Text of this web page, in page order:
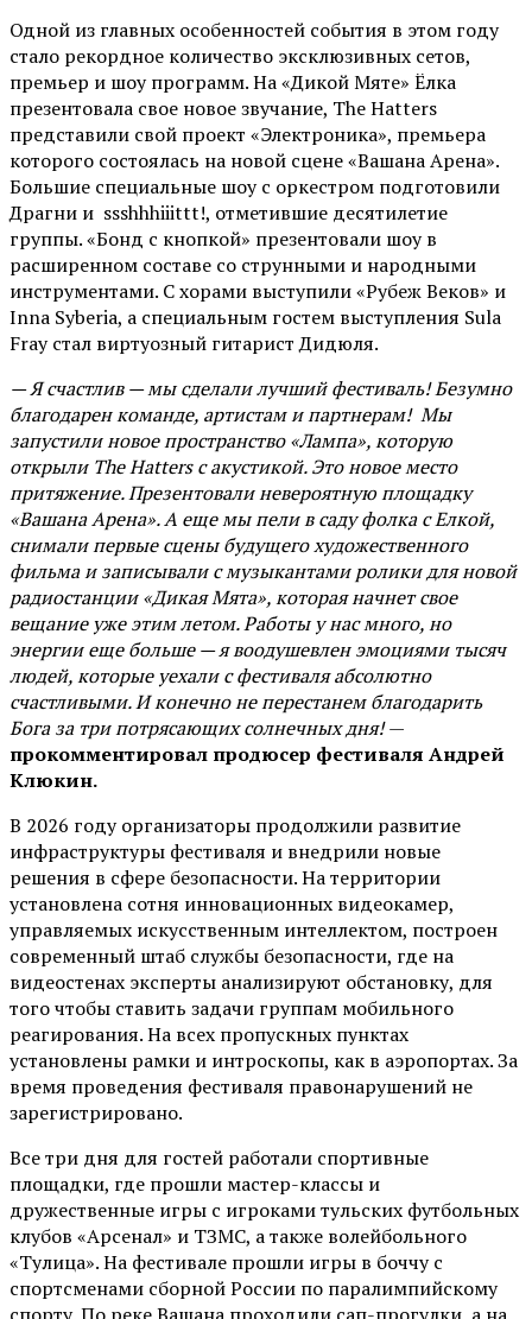
Одной из главных особенностей события в этом году
стало рекордное количество эксклюзивных сетов,
премьер и шоу программ. На «Дикой Мяте» Ёлка
презентовала свое новое звучание, The Hatters
представили свой проект «Электроника», премьера
которого состоялась на новой сцене «Вашана Арена».
Большие специальные шоу с оркестром подготовили
Драгни и ssshhhiiittt!, отметившие десятилетие
группы. «Бонд с кнопкой» презентовали шоу в
расширенном составе со струнными и народными
инструментами. С хорами выступили «Рубеж Веков» и
Inna Syberia, а специальным гостем выступления Sula
Fray стал виртуозный гитарист Дидюля.
— Я счастлив — мы сделали лучший фестиваль! Безумно
благодарен команде, артистам и партнерам! Мы
запустили новое пространство «Лампа», которую
открыли The Hatters с акустикой. Это новое место
притяжение. Презентовали невероятную площадку
«Вашана Арена». А еще мы пели в саду фолка с Елкой,
снимали первые сцены будущего художественного
фильма и записывали с музыкантами ролики для новой
радиостанции «Дикая Мята», которая начнет свое
вещание уже этим летом. Работы у нас много, но
энергии еще больше — я воодушевлен эмоциями тысяч
людей, которые уехали с фестиваля абсолютно
счастливыми. И конечно не перестанем благодарить
Бога за три потрясающих солнечных дня!—
прокомментировал продюсер фестиваля Андрей
Клюкин.
В 2026 году организаторы продолжили развитие
инфраструктуры фестиваля и внедрили новые
решения в сфере безопасности. На территории
установлена сотня инновационных видеокамер,
управляемых искусственным интеллектом, построен
современный штаб службы безопасности, где на
видеостенах эксперты анализируют обстановку, для
того чтобы ставить задачи группам мобильного
реагирования. На всех пропускных пунктах
установлены рамки и интроскопы, как в аэропортах. За
время проведения фестиваля правонарушений не
зарегистрировано.
Все три дня для гостей работали спортивные
площадки, где прошли мастер-классы и
дружественные игры с игроками тульских футбольных
клубов «Арсенал» и ТЗМС, а также волейбольного
«Тулица». На фестивале прошли игры в боччу с
спортсменами сборной России по паралимпийскому